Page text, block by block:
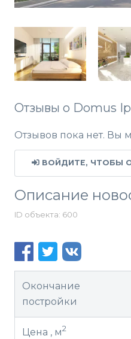
Отзывы о Domus
Отзывов пока нет. Вы
ВОЙДИТЕ, ЧТОБЫ
Описание
ID объекта: 600
Окончание
постройки
Цена , м2